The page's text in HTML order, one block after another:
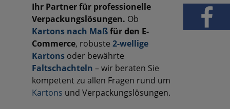
Ihr Partner für professionelle
Verpackungslösungen. Ob
Kartons nach Maßfür den E-
Commerce, robuste 2-wellige
Kartons oder bewährte
Faltschachteln – wir beraten Sie
kompetent zu allen Fragen rund um
Kartons und Verpackungslösungen.